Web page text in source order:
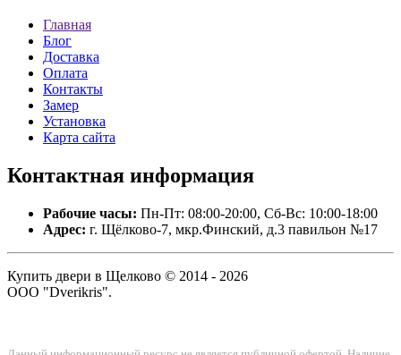
Главная
Блог
Доставка
Оплата
Контакты
Замер
Установка
Карта сайта
Контактная информация
Рабочие часы: Пн-Пт: 08:00-20:00, Сб-Вс: 10:00-18:00
Адрес: г. Щёлково-7, мкр.Финский, д.3 павильон №17
Купить двери в Щелково © 2014 - 2026
ООО "Dverikris".